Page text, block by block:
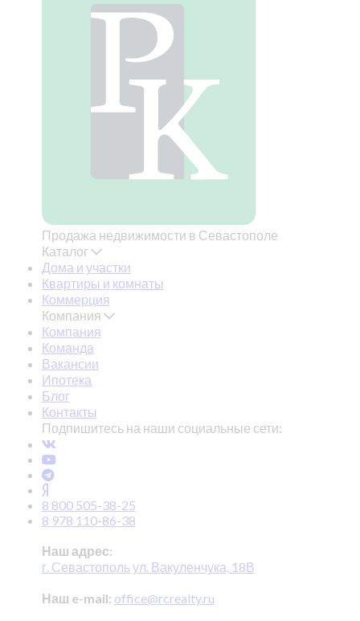
Продажа недвижимости в Севастополе
Каталог
Дома и участки
Квартиры и комнаты
Коммерция
Компания
Компания
Команда
Вакансии
Ипотека
Блог
Контакты
Подпишитесь на наши социальные сети:
8 800 505-38-25
8 978 110-86-38
Наш адрес:
г. Севастополь ул. Вакуленчука, 18В
Наш e-mail: office@rcrealty.ru